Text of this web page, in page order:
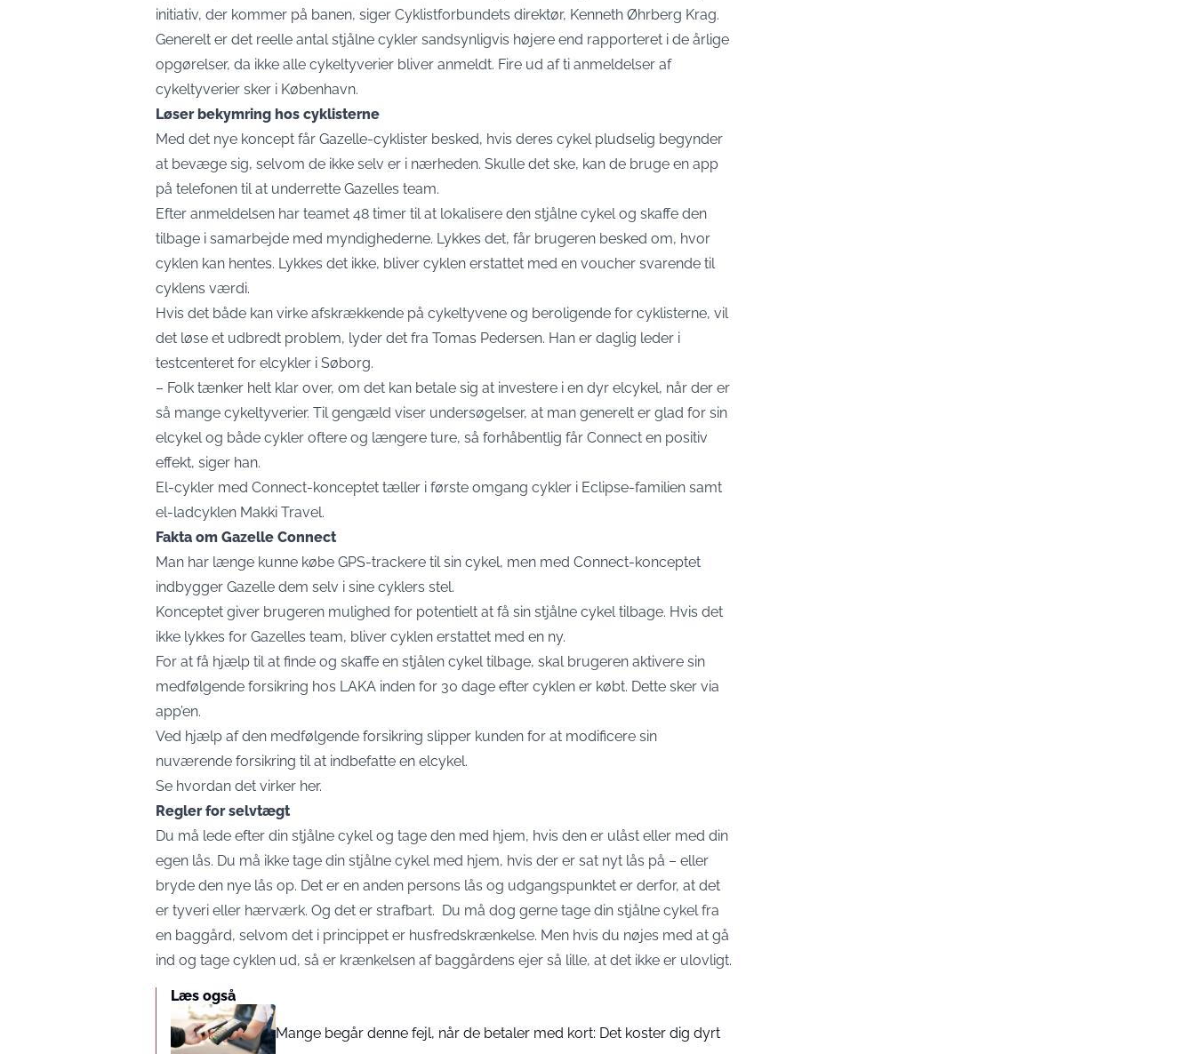
initiativ, der kommer på banen, siger Cyklistforbundets direktør, Kenneth Øhrberg Krag.
Generelt er det reelle antal stjålne cykler sandsynligvis højere end rapporteret i de årlige
opgørelser, da ikke alle cykeltyverier bliver anmeldt. Fire ud af ti anmeldelser af
cykeltyverier sker i København.
Løser bekymring hos cyklisterne
Med det nye koncept får Gazelle-cyklister besked, hvis deres cykel pludselig begynder
at bevæge sig, selvom de ikke selv er i nærheden. Skulle det ske, kan de bruge en app
på telefonen til at underrette Gazelles team.
Efter anmeldelsen har teamet 48 timer til at lokalisere den stjålne cykel og skaffe den
tilbage i samarbejde med myndighederne. Lykkes det, får brugeren besked om, hvor
cyklen kan hentes. Lykkes det ikke, bliver cyklen erstattet med en voucher svarende til
cyklens værdi.
Hvis det både kan virke afskrækkende på cykeltyvene og beroligende for cyklisterne, vil
det løse et udbredt problem, lyder det fra Tomas Pedersen. Han er daglig leder i
testcenteret for elcykler i Søborg.
– Folk tænker helt klar over, om det kan betale sig at investere i en dyr elcykel, når der er
så mange cykeltyverier. Til gengæld viser undersøgelser, at man generelt er glad for sin
elcykel og både cykler oftere og længere ture, så forhåbentlig får Connect en positiv
effekt, siger han.
El-cykler med Connect-konceptet tæller i første omgang cykler i Eclipse-familien samt
el-ladcyklen Makki Travel.
Fakta om Gazelle Connect
Man har længe kunne købe GPS-trackere til sin cykel, men med Connect-konceptet
indbygger Gazelle dem selv i sine cyklers stel.
Konceptet giver brugeren mulighed for potentielt at få sin stjålne cykel tilbage. Hvis det
ikke lykkes for Gazelles team, bliver cyklen erstattet med en ny.
For at få hjælp til at finde og skaffe en stjålen cykel tilbage, skal brugeren aktivere sin
medfølgende forsikring hos LAKA inden for 30 dage efter cyklen er købt. Dette sker via
app’en.
Ved hjælp af den medfølgende forsikring slipper kunden for at modificere sin
nuværende forsikring til at indbefatte en elcykel.
Se hvordan det virker her.
Regler for selvtægt
Du må lede efter din stjålne cykel og tage den med hjem, hvis den er ulåst eller med din
egen lås. Du må ikke tage din stjålne cykel med hjem, hvis der er sat nyt lås på – eller
bryde den nye lås op. Det er en anden persons lås og udgangspunktet er derfor, at det
er tyveri eller hærværk. Og det er strafbart. Du må dog gerne tage din stjålne cykel fra
en baggård, selvom det i princippet er husfredskrænkelse. Men hvis du nøjes med at gå
ind og tage cyklen ud, så er krænkelsen af baggårdens ejer så lille, at det ikke er ulovligt.
Læs også
Mange begår denne fejl, når de betaler med kort: Det koster dig dyrt